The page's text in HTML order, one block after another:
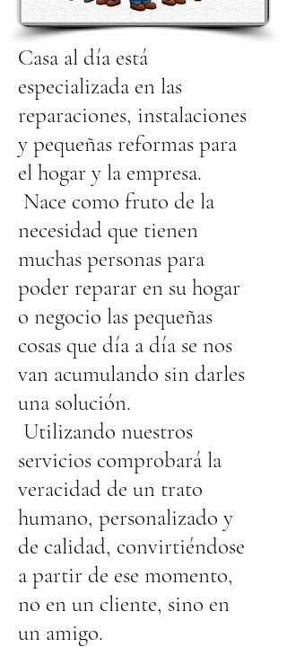
Casa al día está
especializada en las
reparaciones, instalaciones
y pequeñas reformas para
el hogar y la empresa.
Nace como fruto de la
necesidad que tienen
muchas personas para
poder reparar en su hogar
o negocio las pequeñas
cosas que día a día se nos
van acumulando sin darles
una solución.
Utilizando nuestros
servicios comprobará la
veracidad de un trato
humano, personalizado y
de calidad, convirtiéndose
a partir de ese momento,
no en un cliente, sino en
un amigo.